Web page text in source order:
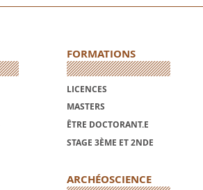
FORMATIONS
LICENCES
MASTERS
ÊTRE DOCTORANT.E
STAGE 3ÈME ET 2NDE
ARCHÉOSCIENCE